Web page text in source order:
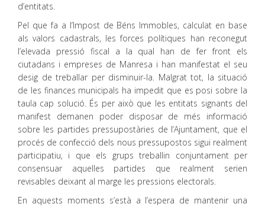
d’entitats.
Pel que fa a l’Impost de Béns Immobles, calculat en base
als valors cadastrals, les forces polítiques han reconegut
l’elevada pressió fiscal a la qual han de fer front els
ciutadans i empreses de Manresa i han manifestat el seu
desig de treballar per disminuir-la. Malgrat tot, la situació
de les finances municipals ha impedit que es posi sobre la
taula cap solució. És per això que les entitats signants del
manifest demanen poder disposar de més informació
sobre les partides pressupostàries de l’Ajuntament, que el
procés de confecció dels nous pressupostos sigui realment
participatiu, i que els grups treballin conjuntament per
consensuar aquelles partides que realment serien
revisables deixant al marge les pressions electorals.
En aquests moments s’està a l’espera de mantenir una